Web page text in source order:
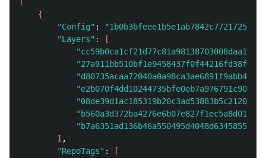
{
"Config" :
"Layers" :
[
] ,
"RepoTags" :
[